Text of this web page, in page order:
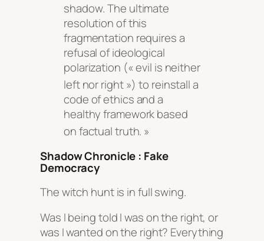
shadow. The ultimate
resolution of this
fragmentation requires a
refusal of ideological
polarization (« evil is neither
left nor right »)to reinstall a
code of ethics and a
healthy framework based
on factual truth. »
Shadow Chronicle : Fake
Democracy
The witch hunt is in full swing.
Was I being told I was on the right, or
was I wanted on the right? Everything